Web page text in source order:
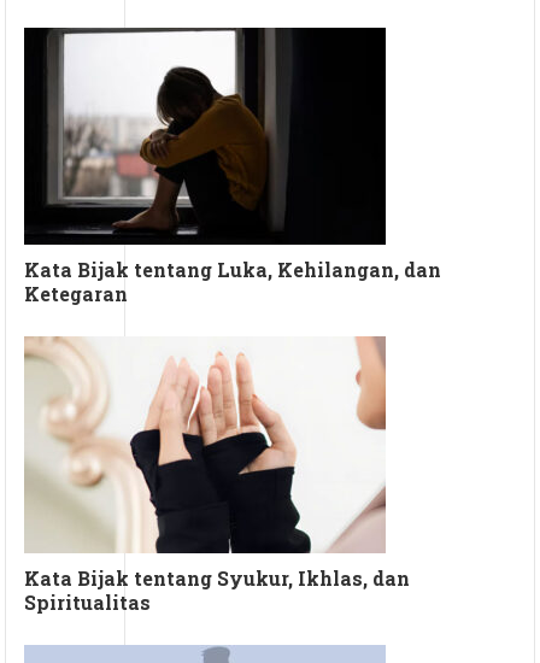
Kata Bijak tentang Luka, Kehilangan, dan
Ketegaran
Kata Bijak tentang Syukur, Ikhlas, dan
Spiritualitas